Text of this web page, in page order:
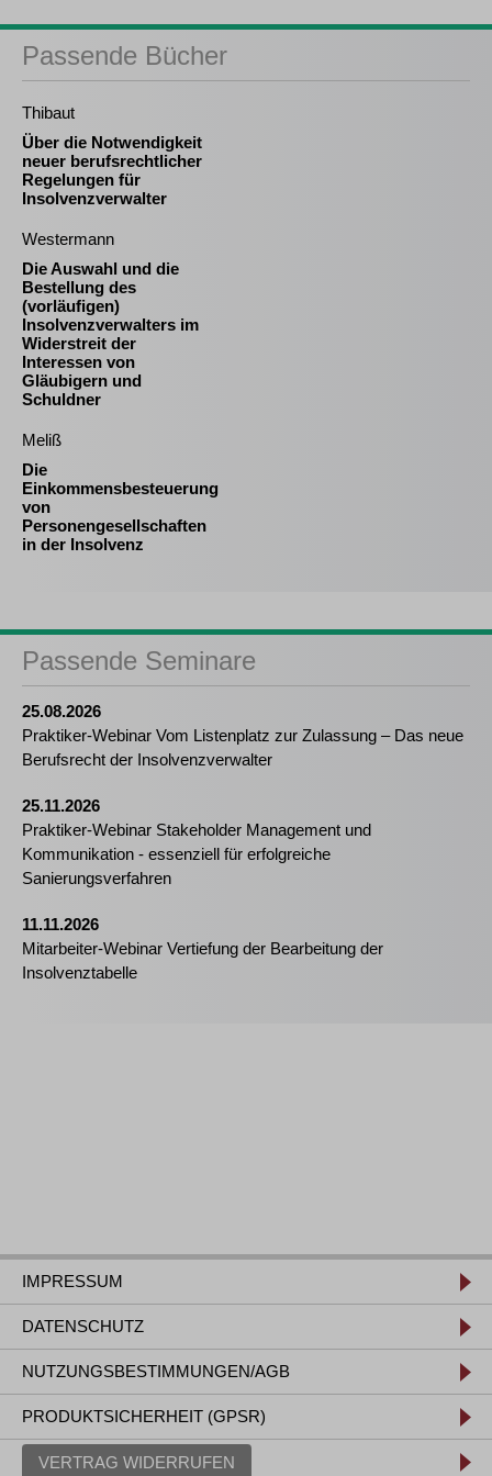
Passende Bücher
Thibaut
Über die Notwendigkeit
neuer berufsrechtlicher
Regelungen für
Insolvenzverwalter
Westermann
Die Auswahl und die
Bestellung des
(vorläufigen)
Insolvenzverwalters im
Widerstreit der
Interessen von
Gläubigern und
Schuldner
Meliß
Die
Einkommensbesteuerung
von
Personengesellschaften
in der Insolvenz
Passende Seminare
25.08.2026
Praktiker-Webinar Vom Listenplatz zur Zulassung – Das neue
Berufsrecht der Insolvenzverwalter
25.11.2026
Praktiker-Webinar Stakeholder Management und
Kommunikation - essenziell für erfolgreiche
Sanierungsverfahren
11.11.2026
Mitarbeiter-Webinar Vertiefung der Bearbeitung der
Insolvenztabelle
IMPRESSUM
DATENSCHUTZ
NUTZUNGSBESTIMMUNGEN/AGB
PRODUKTSICHERHEIT (GPSR)
VERTRAG WIDERRUFEN